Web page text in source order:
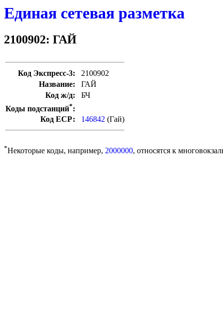
Единая сетевая разметка
2100902: ГАЙ
Код Экспресс-3:
2100902
Название:
ГАЙ
Код ж/д:
БЧ
Коды подстанций*:
Код ЕСР:
146842 (Гай)
*Некоторые коды, например, 2000000, относятся к